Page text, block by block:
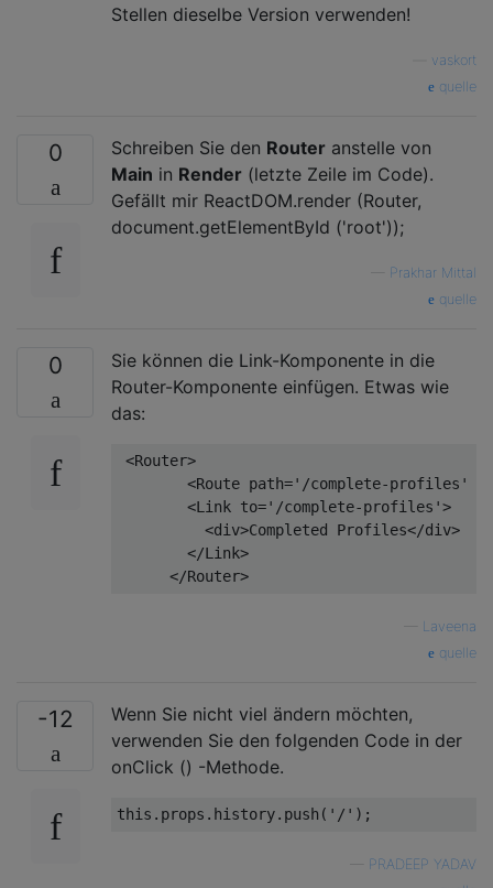
Stellen dieselbe Version verwenden!
vaskort
quelle
0 Schreiben Sie den Router anstelle von
Main in Render (letzte Zeile im Code).
Gefällt mir ReactDOM.render (Router,
document.getElementById ('root'));
Prakhar Mittal
quelle
0
Sie können die Link-Komponente in die
Router-Komponente einfügen. Etwas wie
das:
<Router>
<Route path='/complete-profiles'
<Link to='/complete-profiles'>
<div>Completed Profiles</div>
</Link>
Laveena
quelle
-12
Wenn Sie nicht viel ändern möchten,
verwenden Sie den folgenden Code in der
onClick () -Methode.
this .props.history.push( '/'
PRADEEP YADAV